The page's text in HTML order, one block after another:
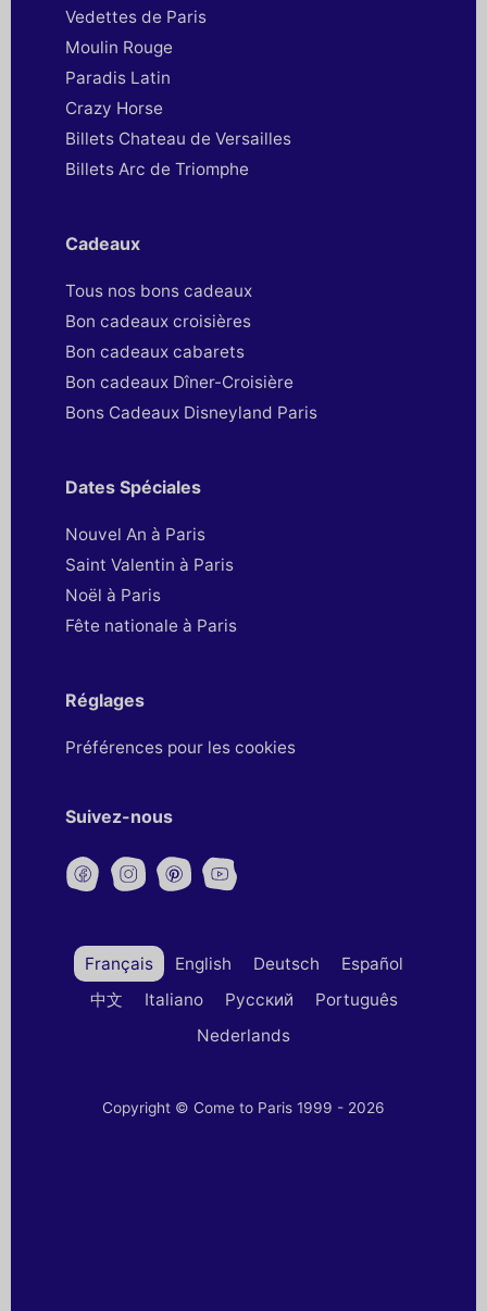
Vedettes de Paris
Moulin Rouge
Paradis Latin
Crazy Horse
Billets Chateau de Versailles
Billets Arc de Triomphe
Cadeaux
Tous nos bons cadeaux
Bon cadeaux croisières
Bon cadeaux cabarets
Bon cadeaux Dîner-Croisière
Bons Cadeaux Disneyland Paris
Dates Spéciales
Nouvel An à Paris
Saint Valentin à Paris
Noël à Paris
Fête nationale à Paris
Réglages
Préférences pour les cookies
Suivez-nous
Français English Deutsch
Español
中文
Italiano Русский
Português
Nederlands
Copyright © Come to Paris 1999 - 2026